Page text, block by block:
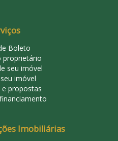
Boleto
proprietário
seu imóvel
imóvel
e propostas
Imobiliárias